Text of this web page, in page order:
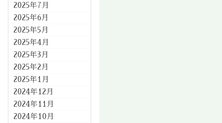
2025年7月
2025年6月
2025年5月
2025年4月
2025年3月
2025年2月
2025年1月
2024年12月
2024年11月
2024年10月